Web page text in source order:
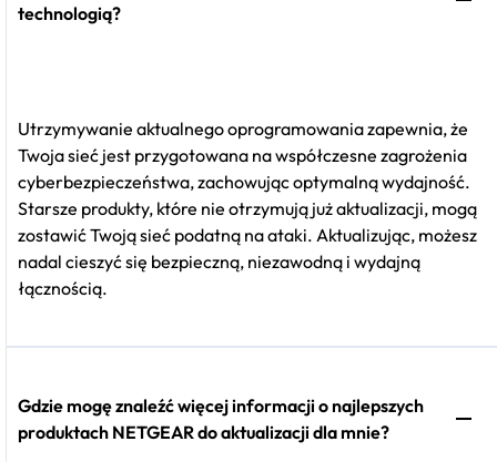
technologią?
Utrzymywanie aktualnego oprogramowania zapewnia, że
Twoja sieć jest przygotowana na współczesne zagrożenia
cyberbezpieczeństwa, zachowując optymalną wydajność.
Starsze produkty, które nie otrzymują już aktualizacji, mogą
zostawić Twoją sieć podatną na ataki. Aktualizując, możesz
nadal cieszyć się bezpieczną, niezawodną i wydajną
łącznością.
Gdzie mogę znaleźć więcej informacji o najlepszych
produktach NETGEAR do aktualizacji dla mnie?